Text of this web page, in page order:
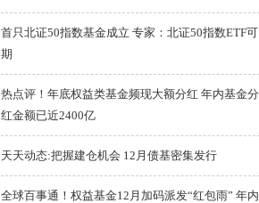
首只北证50指数基金成立 专家：北证50指数ETF可
期
热点评！年底权益类基金频现大额分红 年内基金分
红金额已近2400亿
天天动态:把握建仓机会 12月债基密集发行
全球百事通！权益基金12月加码派发“红包雨” 年内